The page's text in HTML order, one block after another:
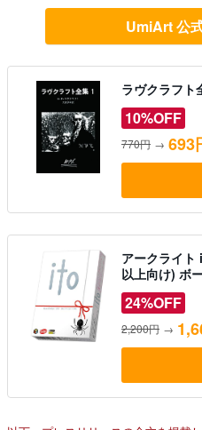
UmiArt 公
ラヴクラフト
10%OFF
770円 → 693
アークライ
以上向け) ボ
24%OFF
2,200円 →